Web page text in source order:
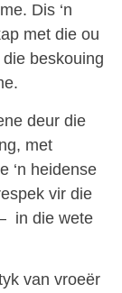
Dis ‘n
met die ou
beskouing
deur die
met
‘n heidense
vir die
in die wete
van vroeër